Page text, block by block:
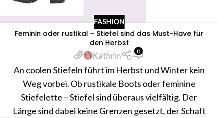
FASHION
Feminin oder rustikal – Stiefel sind das Must-Have für
den Herbst
Kathrin 0
An coolen Stiefeln führt im Herbst und Winter kein
Weg vorbei. Ob rustikale Boots oder feminine
Stiefelette – Stiefel sind überaus vielfältig. Der
Länge sind dabei keine Grenzen gesetzt, der Schaft